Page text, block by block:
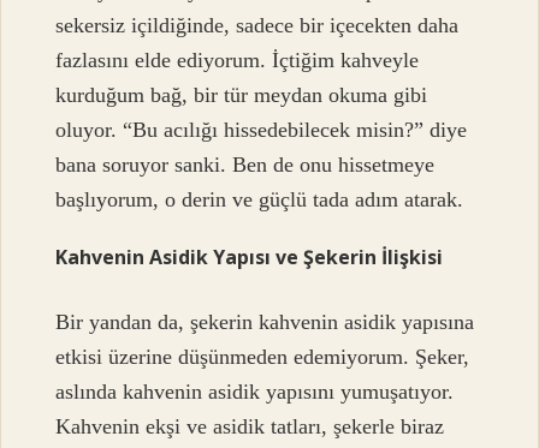
sekersiz içildiğinde, sadece bir içecekten daha
fazlasını elde ediyorum. İçtiğim kahveyle
kurduğum bağ, bir tür meydan okuma gibi
oluyor. “Bu acılığı hissedebilecek misin?” diye
bana soruyor sanki. Ben de onu hissetmeye
başlıyorum, o derin ve güçlü tada adım atarak.
Kahvenin Asidik Yapısı ve Şekerin İlişkisi
Bir yandan da, şekerin kahvenin asidik yapısına
etkisi üzerine düşünmeden edemiyorum. Şeker,
aslında kahvenin asidik yapısını yumuşatıyor.
Kahvenin ekşi ve asidik tatları, şekerle biraz